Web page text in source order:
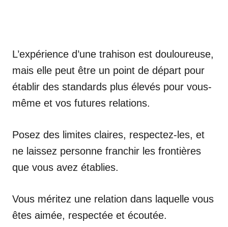
L’expérience d’une trahison est douloureuse,
mais elle peut être un point de départ pour
établir des standards plus élevés pour vous-
même et vos futures relations.
Posez des limites claires, respectez-les, et
ne laissez personne franchir les frontières
que vous avez établies.
Vous méritez une relation dans laquelle vous
êtes aimée, respectée et écoutée.